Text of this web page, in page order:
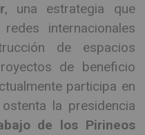
, una estrategia que
internacionales
de espacios
de beneficio
participa en
la presidencia
de los Pirineos